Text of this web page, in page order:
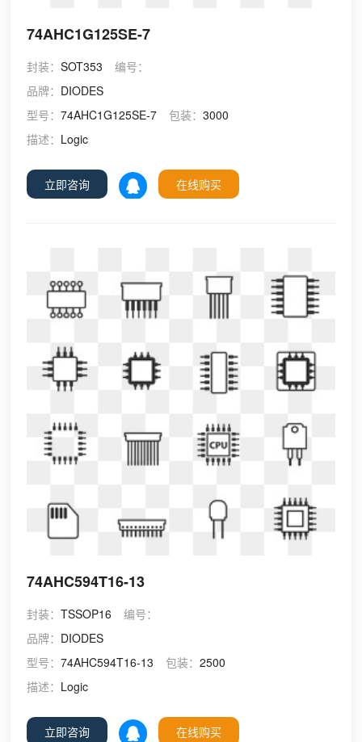
74AHC1G125SE-7
封装：SOT353
编号：
品牌： DIODES
型号：74AHC1G125SE-7 包装：3000
描述： Logic
立即咨询 在线购买
74AHC594T16-13
封装：TSSOP16
编号：
品牌： DIODES
型号：74AHC594T16-13 包装：2500
描述： Logic
立即咨询 在线购买